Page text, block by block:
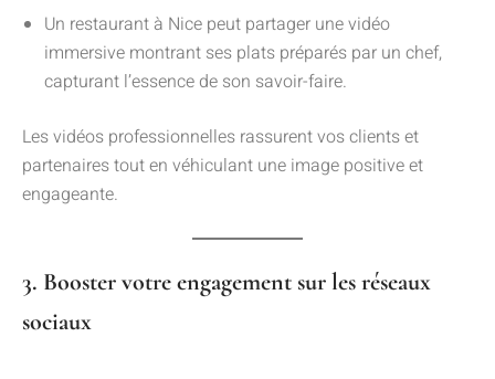
Un restaurant à Nice peut partager une vidéo
immersive montrant ses plats préparés par un chef,
capturant l’essence de son savoir-faire.
Les vidéos professionnelles rassurent vos clients et
partenaires tout en véhiculant une image positive et
engageante.
3. Booster votre engagement sur les réseaux
sociaux